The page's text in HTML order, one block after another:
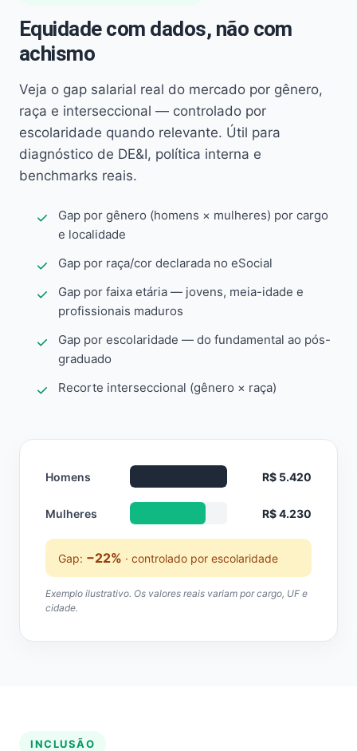
Equidade com dados, não com
achismo
Veja o gap salarial real do mercado por gênero,
raça e interseccional — controlado por
escolaridade quando relevante. Útil para
diagnóstico de DE&I, política interna e
benchmarks reais.
Gap por gênero (homens × mulheres) por cargo
e localidade
Gap por raça/cor declarada no eSocial
Gap por faixa etária — jovens, meia-idade e
profissionais maduros
Gap por escolaridade — do fundamental ao pós-
graduado
Recorte interseccional (gênero × raça)
Homens R$ 5.420
Mulheres R$ 4.230
Gap: −22% · controlado por escolaridade
Exemplo ilustrativo. Os valores reais variam por cargo, UF e
cidade.
INCLUSÃO